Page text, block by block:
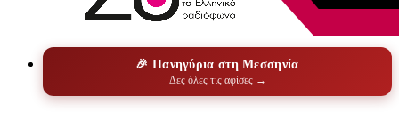
🎉 Πανηγύρια στη Μεσσηνία
Δες όλες τις αφίσες →
–